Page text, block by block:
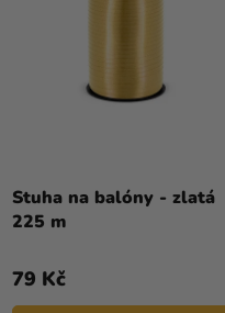
Stuha na balóny - zlatá
225 m
79 Kč